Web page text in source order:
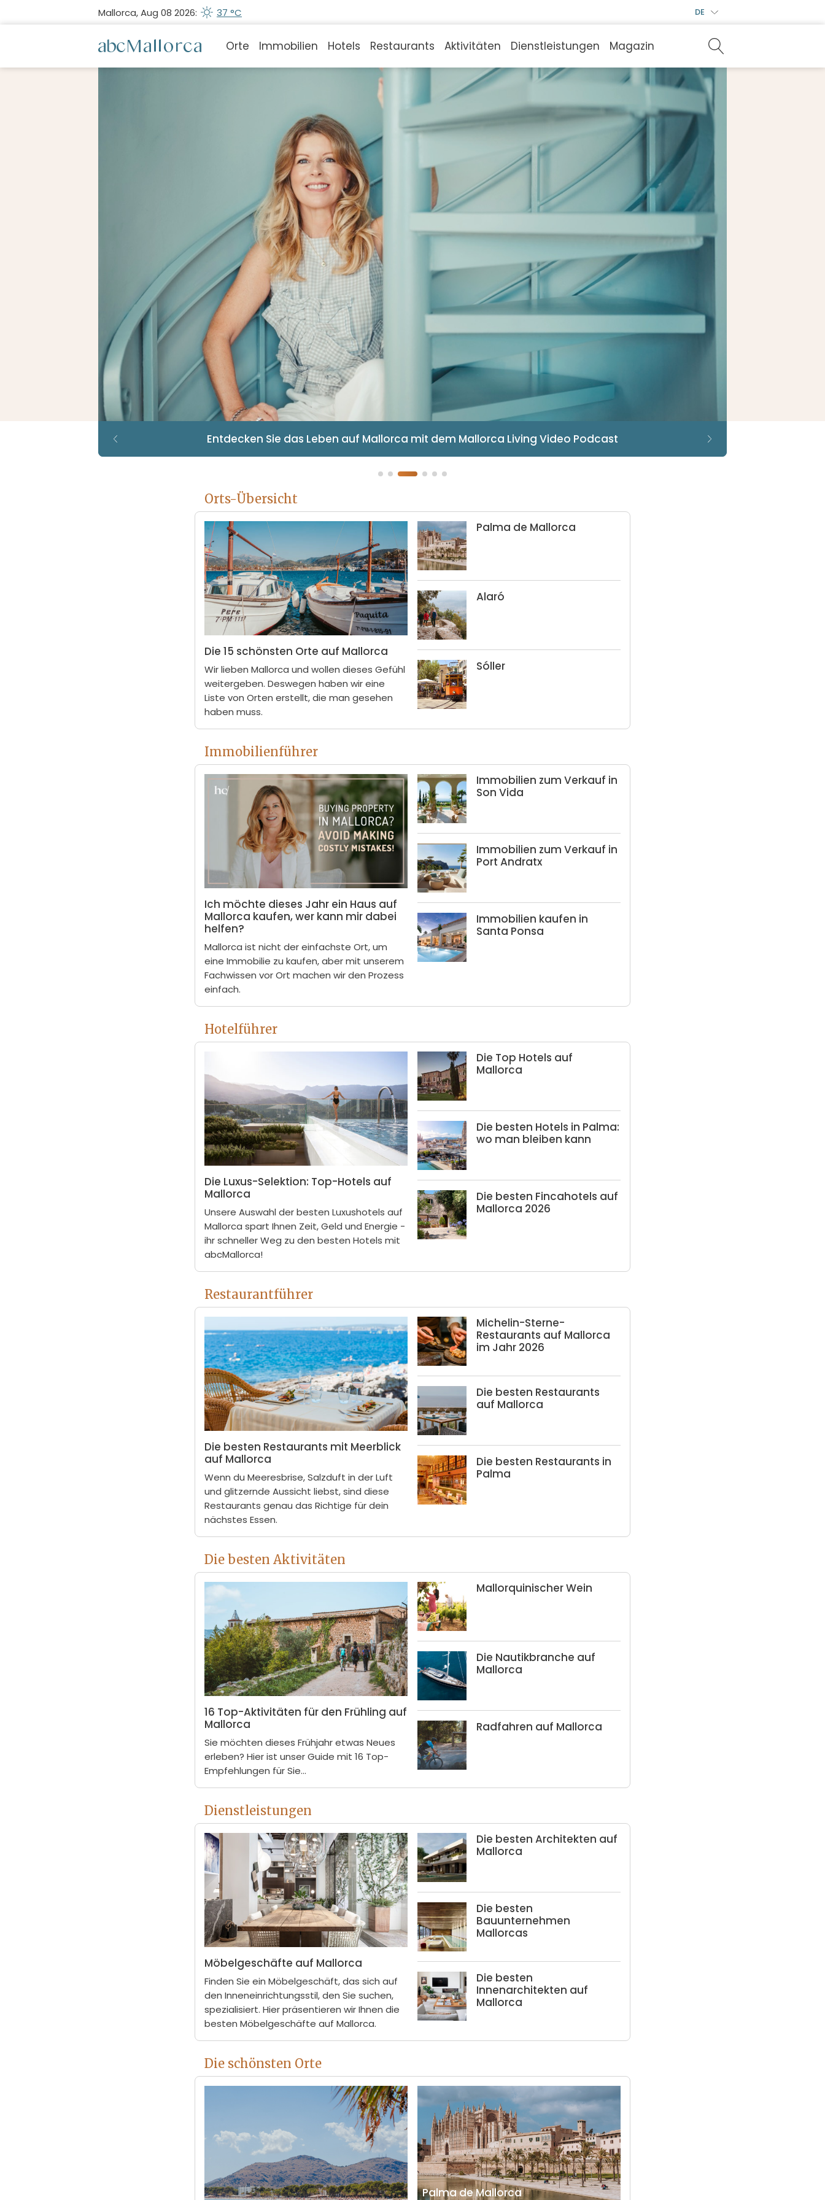
Mallorca, Aug 08 2026: 37 °C DE
Orte Immobilien Hotels Restaurants Aktivitäten Dienstleistungen Magazin
Immobilien-Kaufberatungsagentur zu Ihren Diensten auf Mallorca
Orts-Übersicht
Die 15 schönsten Orte auf Mallorca
Wir lieben Mallorca und wollen dieses Gefühl
weitergeben. Deswegen haben wir eine
Liste von Orten erstellt, die man gesehen
haben muss.
Palma de Mallorca
Alaró
Sóller
Immobilienführer
Ich möchte dieses Jahr ein Haus auf
Mallorca kaufen, wer kann mir dabei
helfen?
Mallorca ist nicht der einfachste Ort, um
eine Immobilie zu kaufen, aber mit unserem
Fachwissen vor Ort machen wir den Prozess
einfach.
Immobilien zum Verkauf in
Son Vida
Immobilien zum Verkauf in
Port Andratx
Immobilien kaufen in
Santa Ponsa
Hotelführer
Die Luxus-Selektion: Top-Hotels auf
Mallorca
Unsere Auswahl der besten Luxushotels auf
Mallorca spart Ihnen Zeit, Geld und Energie -
ihr schneller Weg zu den besten Hotels mit
abcMallorca!
Die Top Hotels auf
Mallorca
Die besten Hotels in Palma:
wo man bleiben kann
Die besten Fincahotels auf
Mallorca 2026
Restaurantführer
Die besten Restaurants mit Meerblick
auf Mallorca
Wenn du Meeresbrise, Salzduft in der Luft
und glitzernde Aussicht liebst, sind diese
Restaurants genau das Richtige für dein
nächstes Essen.
Michelin-Sterne-
Restaurants auf Mallorca
im Jahr 2026
Die besten Restaurants
auf Mallorca
Die besten Restaurants in
Palma
Die besten Aktivitäten
16 Top-Aktivitäten für den Frühling auf
Mallorca
Sie möchten dieses Frühjahr etwas Neues
erleben? Hier ist unser Guide mit 16 Top-
Empfehlungen für Sie...
Mallorquinischer Wein
Die Nautikbranche auf
Mallorca
Radfahren auf Mallorca
Dienstleistungen
Möbelgeschäfte auf Mallorca
Finden Sie ein Möbelgeschäft, das sich auf
den Inneneinrichtungsstil, den Sie suchen,
spezialisiert. Hier präsentieren wir Ihnen die
besten Möbelgeschäfte auf Mallorca.
Die besten Architekten auf
Mallorca
Die besten
Bauunternehmen
Mallorcas
Die besten
Innenarchitekten auf
Mallorca
Die schönsten Orte
Palma de Mallorca